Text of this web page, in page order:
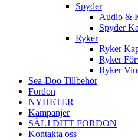
Spyder
Audio &
Spyder
Ryker
Ryker
Ryker
Ryker
Sea-Doo Tillbehör
Fordon
NYHETER
Kampanjer
SÄLJ DITT FORDON
Kontakta oss